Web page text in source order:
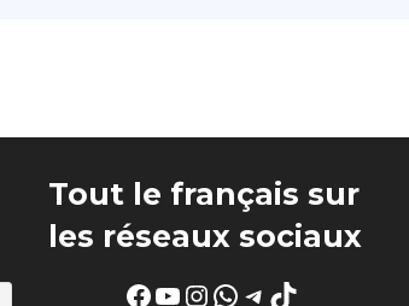
Tout le français sur
les réseaux sociaux
Facebook
YouTube
Instagram
WhatsApp
Telegram
TikTok